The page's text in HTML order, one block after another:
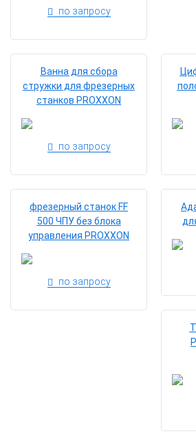
по запросу
Ванна для сбора
стружки для фрезерных
станков PROXXON
по запросу
фрезерный станок FF
500 ЧПУ без блока
управления PROXXON
по запросу